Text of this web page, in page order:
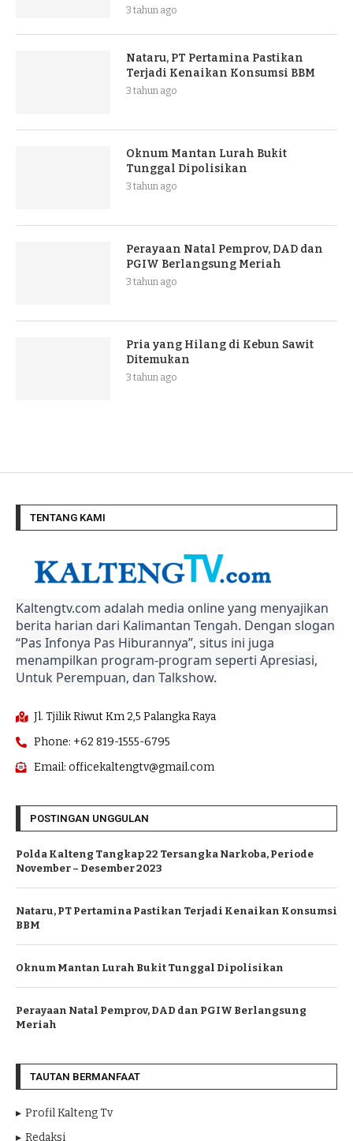
3 tahun ago
Nataru, PT Pertamina Pastikan
Terjadi Kenaikan Konsumsi BBM
3 tahun ago
Oknum Mantan Lurah Bukit
Tunggal Dipolisikan
3 tahun ago
Perayaan Natal Pemprov, DAD dan
PGIW Berlangsung Meriah
3 tahun ago
Pria yang Hilang di Kebun Sawit
Ditemukan
3 tahun ago
TENTANG KAMI
Kaltengtv.com adalah media online yang menyajikan
berita harian dari Kalimantan Tengah. Dengan slogan
“Pas Infonya Pas Hiburannya”, situs ini juga
menampilkan program-program seperti Apresiasi,
Untuk Perempuan, dan Talkshow.
Jl. Tjilik Riwut Km 2,5 Palangka Raya
Phone: +62 819-1555-6795
Email: officekaltengtv@gmail.com
POSTINGAN UNGGULAN
Polda Kalteng Tangkap 22 Tersangka Narkoba, Periode
November – Desember 2023
Nataru, PT Pertamina Pastikan Terjadi Kenaikan Konsumsi
BBM
Oknum Mantan Lurah Bukit Tunggal Dipolisikan
Perayaan Natal Pemprov, DAD dan PGIW Berlangsung
Meriah
TAUTAN BERMANFAAT
Profil Kalteng Tv
Redaksi